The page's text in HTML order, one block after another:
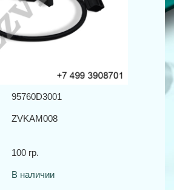
95760D3001
ZVKAM008
100 гр.
В наличии